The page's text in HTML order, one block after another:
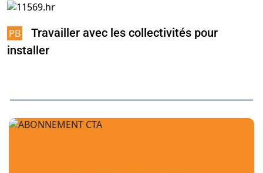
Travailler avec les collectivités pour
installer